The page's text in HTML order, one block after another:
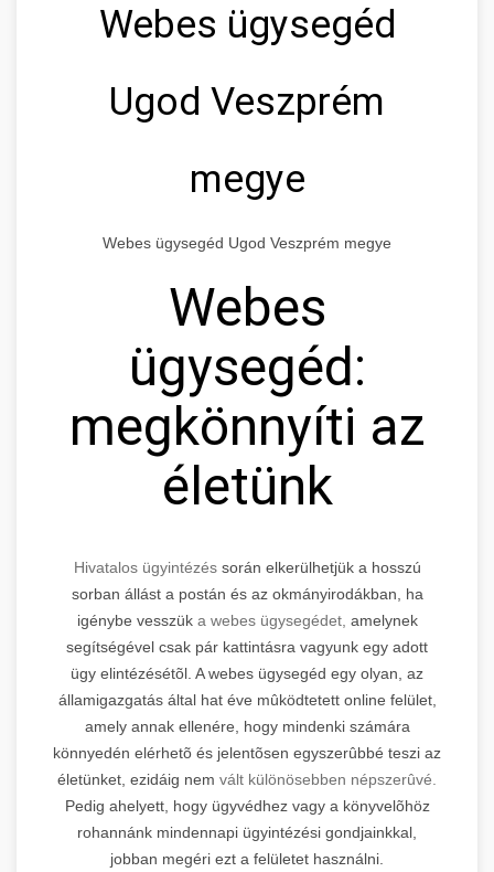
Webes ügysegéd
Ugod Veszprém
megye
Webes ügysegéd Ugod Veszprém megye
Webes
ügysegéd:
megkönnyíti az
életünk
Hivatalos ügyintézés során elkerülhetjük a hosszú
sorban állást a postán és az okmányirodákban, ha
igénybe vesszük a webes ügysegédet, amelynek
segítségével csak pár kattintásra vagyunk egy adott
ügy elintézésétõl. A webes ügysegéd egy olyan, az
államigazgatás által hat éve mûködtetett online felület,
amely annak ellenére, hogy mindenki számára
könnyedén elérhetõ és jelentõsen egyszerûbbé teszi az
életünket, ezidáig nem vált különösebben népszerûvé.
Pedig ahelyett, hogy ügyvédhez vagy a könyvelõhöz
rohannánk mindennapi ügyintézési gondjainkkal,
jobban megéri ezt a felületet használni.